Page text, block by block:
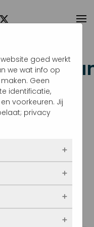
tegen
te zijn om het
goed werkt
we wat info op
Geen
identificatie,
voorkeuren. Jij
privacy
de website
actief en
worden
doet, zoals
of je
vaak onze site
vandaan
zijn. Zo
voorkeuren.